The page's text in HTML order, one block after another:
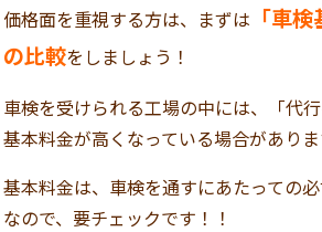
価格面を重視する方は、まずは 「車
の比較をしましょう！
車検を受けられる工場の中には、「代
基本料金が高くなっている場合がありま
基本料金は、車検を通すにあたっての
なので、要チェックです！！